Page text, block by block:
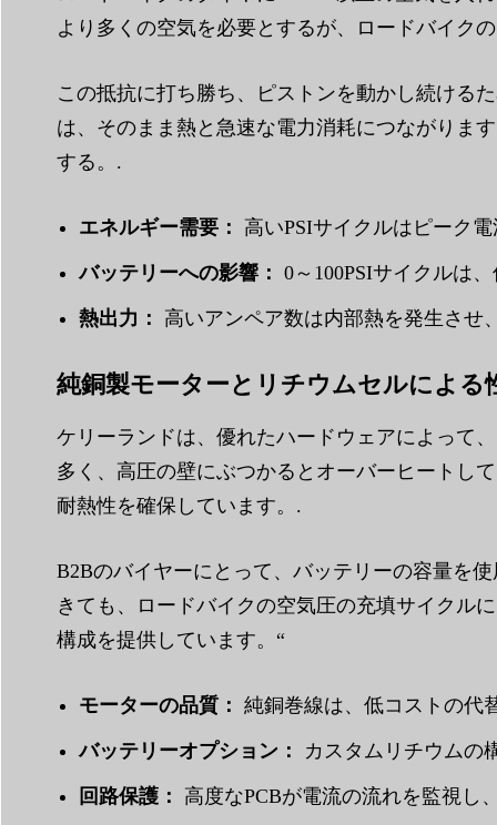
より多くの空気を必要とするが、ロードバイク
この抵抗に打ち勝ち、ピストンを動かし続ける
は、そのまま熱と急速な電力消耗につながりま
する。.
エネルギー需要： 高いPSIサイクルはピーク
バッテリーへの影響： 0～100PSIサイクルは
熱出力： 高いアンペア数は内部熱を発生させ
純銅製モーターとリチウムセルによる
ケリーランドは、優れたハードウェアによって
多く、高圧の壁にぶつかるとオーバーヒートし
耐熱性を確保しています。.
B2Bのバイヤーにとって、バッテリーの容量を
きても、ロードバイクの空気圧の充填サイクル
構成を提供しています。“
モーターの品質： 純銅巻線は、低コストの代
バッテリーオプション： カスタムリチウムの
回路保護： 高度なPCBが電流の流れを監視し